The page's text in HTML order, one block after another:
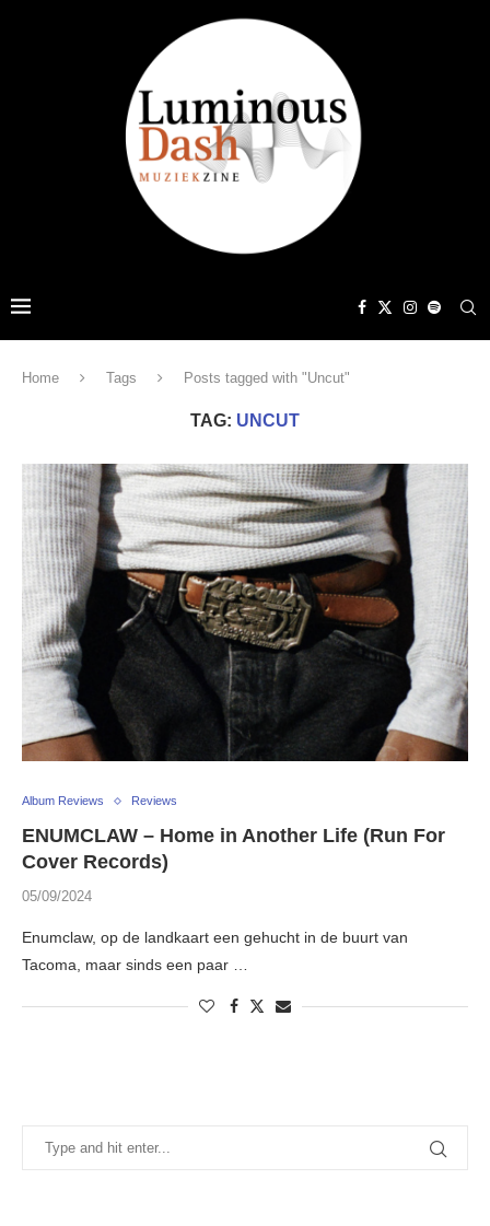
Home Tags Posts tagged with "Uncut"
TAG: UNCUT
Album Reviews Reviews
ENUMCLAW – Home in Another Life (Run For
Cover Records)
05/09/2024
Enumclaw, op de landkaart een gehucht in de buurt van
Tacoma, maar sinds een paar …